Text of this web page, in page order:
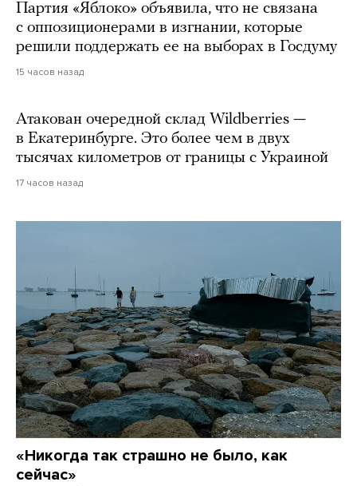
Партия «Яблоко» объявила, что не связана
с оппозиционерами в изгнании, которые
решили поддержать ее на выборах в Госдуму
15 часов назад
Атакован очередной склад Wildberries —
в Екатеринбурге. Это более чем в двух
тысячах километров от границы с Украиной
17 часов назад
«Никогда так страшно не было, как
сейчас»